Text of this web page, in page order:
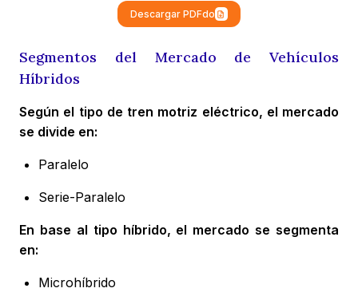
Descargar PDFdo
Segmentos del Mercado de Vehículos
Híbridos
Según el tipo de tren motriz eléctrico, el mercado
se divide en:
Paralelo
Serie-Paralelo
En base al tipo híbrido, el mercado se segmenta
en:
Microhíbrido